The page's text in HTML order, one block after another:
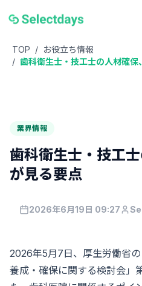
TOP / お役立ち情報
/ 歯科衛生士・技工士の人材確保
業界情報
歯科衛生士・技工
が見る要点
2026年6月19日 09:27
2026年5月7日、厚生労働省
養成・確保に関する検討会」